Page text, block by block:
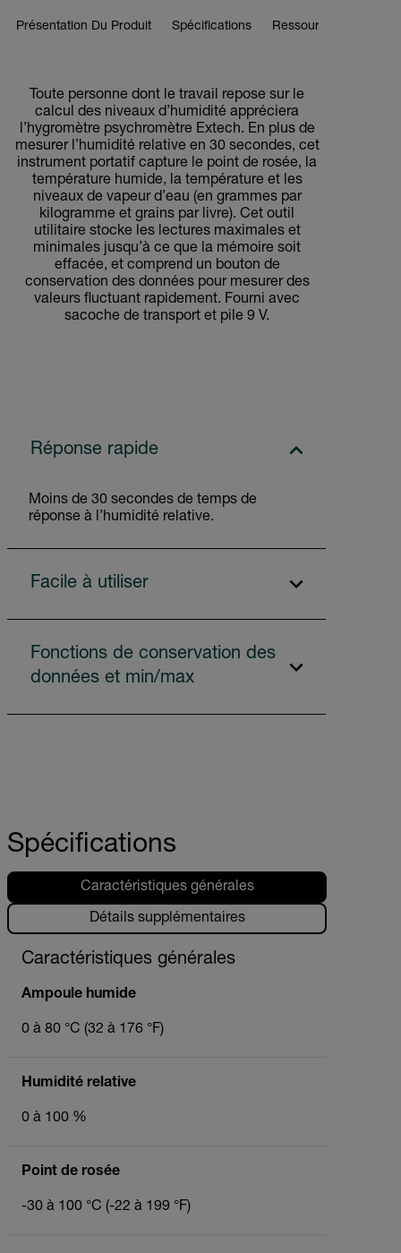
Présentation Du Produit Spécifications Ressources Et
Toute personne dont le travail repose sur le
calcul des niveaux d’humidité appréciera
l’hygromètre psychromètre Extech. En plus de
mesurer l’humidité relative en 30 secondes, cet
instrument portatif capture le point de rosée, la
température humide, la température et les
niveaux de vapeur d’eau (en grammes par
kilogramme et grains par livre). Cet outil
utilitaire stocke les lectures maximales et
minimales jusqu’à ce que la mémoire soit
effacée, et comprend un bouton de
conservation des données pour mesurer des
valeurs fluctuant rapidement. Fourni avec
sacoche de transport et pile 9 V.
Réponse rapide
Moins de 30 secondes de temps de
réponse à l’humidité relative.
Facile à utiliser
Fonctions de conservation des
données et min/max
Spécifications
Caractéristiques générales
Détails supplémentaires
Caractéristiques générales
Ampoule humide
0 à 80 °C (32 à 176 °F)
Humidité relative
0 à 100 %
Point de rosée
-30 à 100 °C (-22 à 199 °F)